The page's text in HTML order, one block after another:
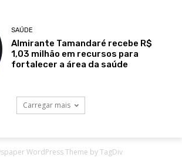
WordPress Theme by TagDiv